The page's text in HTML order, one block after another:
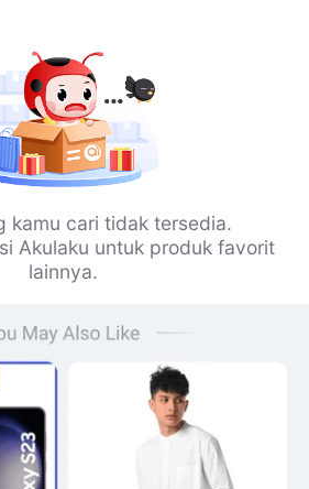
kamu cari tidak tersedia.
Akulaku untuk produk favorit
lainnya.